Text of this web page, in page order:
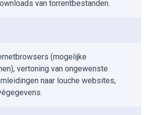
van torrentbestanden.
(mogelijke
vertoning van ongewenste
naar louche websites,